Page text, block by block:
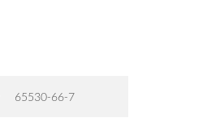
65530-66-7